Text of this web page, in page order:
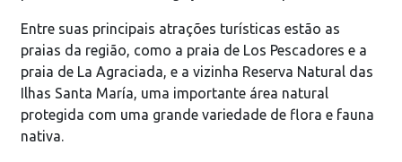
Entre suas principais atrações turísticas estão as
praias da região, como a praia de Los Pescadores e a
praia de La Agraciada, e a vizinha Reserva Natural das
Ilhas Santa María, uma importante área natural
protegida com uma grande variedade de flora e fauna
nativa.